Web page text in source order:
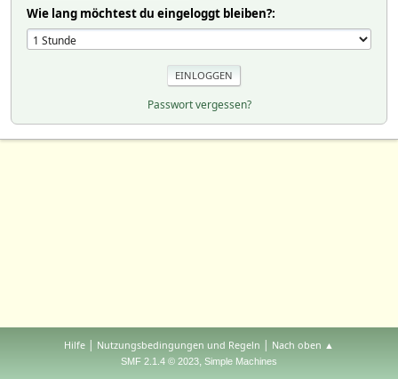
Wie lang möchtest du eingeloggt bleiben?:
Passwort vergessen?
Hilfe | Nutzungsbedingungen und Regeln | Nach oben ▲
SMF 2.1.4 © 2023, Simple Machines